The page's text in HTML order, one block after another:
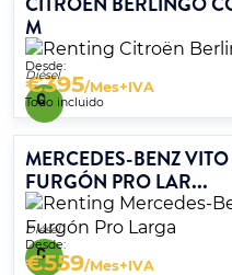
M
Diésel
Desde:
€395/Mes+IVA
Todo incluido
MERCEDES-BENZ
FURGÓN PRO LAR...
Diésel
Desde:
€559/Mes+IVA